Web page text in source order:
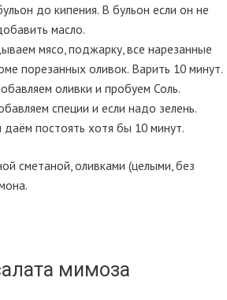
до кипения. В бульон если он не
масло.
мясо, поджарку, все нарезанные
порезанных оливок. Варить 10 минут.
оливки и пробуем Соль.
специи и если надо зелень.
даём постоять хотя бы 10 минут.
сметаной, оливками (целыми, без
мимоза